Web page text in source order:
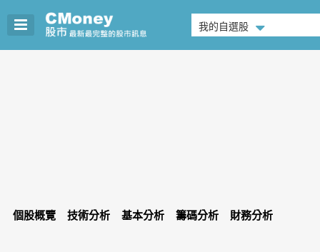
我的自選股
個股概覽 技術分析 基本分析 籌碼分析 財務分析